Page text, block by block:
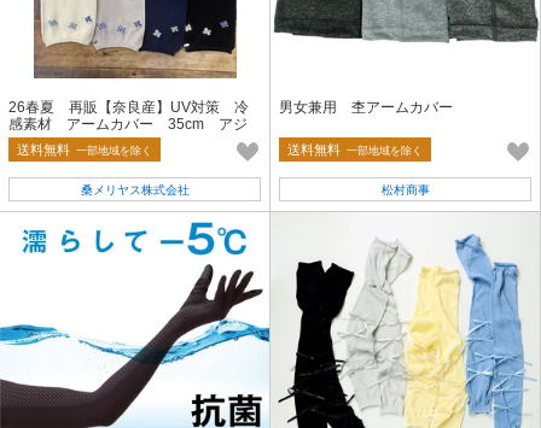
26春夏 再販【奈良産】UV対策 冷
感素材 アームカバー 35cm アジ
サイ
送料無料 一部地域を除く
桑メリヤス株式会社
男女兼用 杢アームカバー
送料無料 一部地域を除く
松村商事